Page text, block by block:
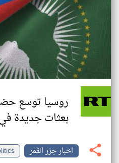
روسيا توسع
بعثات جديدة في 4 دول
اخبار جزر القمر